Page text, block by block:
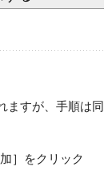
ますが、手順は同
］をクリック